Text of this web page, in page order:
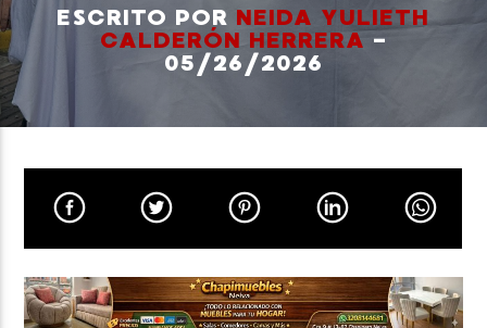
TÍTULO
ARTISTA
Neiva Estereo
ESCRITO POR NEIDA YULIETH
CALDERÓN HERRERA-
05/26/2026